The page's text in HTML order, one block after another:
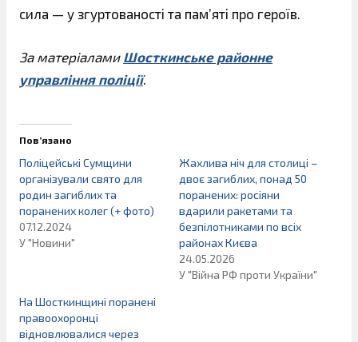
сила — у згуртованості та пам’яті про героїв.
За матеріалами Шосткинське районне
управління поліції.
Пов’язано
Поліцейські Сумщини
організували свято для
родин загиблих та
поранених колег (+ фото)
07.12.2024
У "Новини"
Жахлива ніч для столиці –
двоє загиблих, понад 50
поранених: росіяни
вдарили ракетами та
безпілотниками по всіх
районах Києва
24.05.2026
У "Війна РФ проти України"
На Шосткинщині поранені
правоохоронці
відновлювалися через